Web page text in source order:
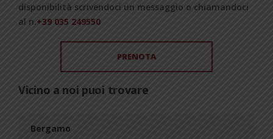
disponibilità scrivendoci un messaggio o chiamandoci
al n.+39 035 249550
PRENOTA
Vicino a noi puoi trovare
Bergamo